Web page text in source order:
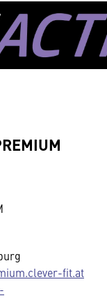
fit.at